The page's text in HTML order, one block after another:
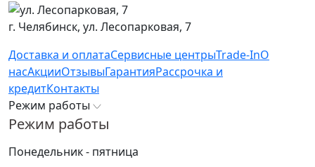
г. Челябинск, ул. Лесопарковая, 7
Доставка и оплатаСервисные центрыTrade-InО
насАкцииОтзывыГарантияРассрочка и
кредитКонтакты
Режим работы
Режим работы
Понедельник - пятница